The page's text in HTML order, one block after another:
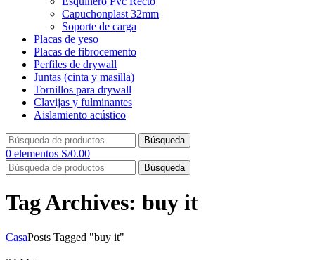
Capuchonplast 32mm
Soporte de carga
Placas de yeso
Placas de fibrocemento
Perfiles de drywall
Juntas (cinta y masilla)
Tornillos para drywall
Clavijas y fulminantes
Aislamiento acústico
Búsqueda
0 elementos S/0.00
Búsqueda
Tag Archives: buy it
CasaPosts Tagged "buy it"